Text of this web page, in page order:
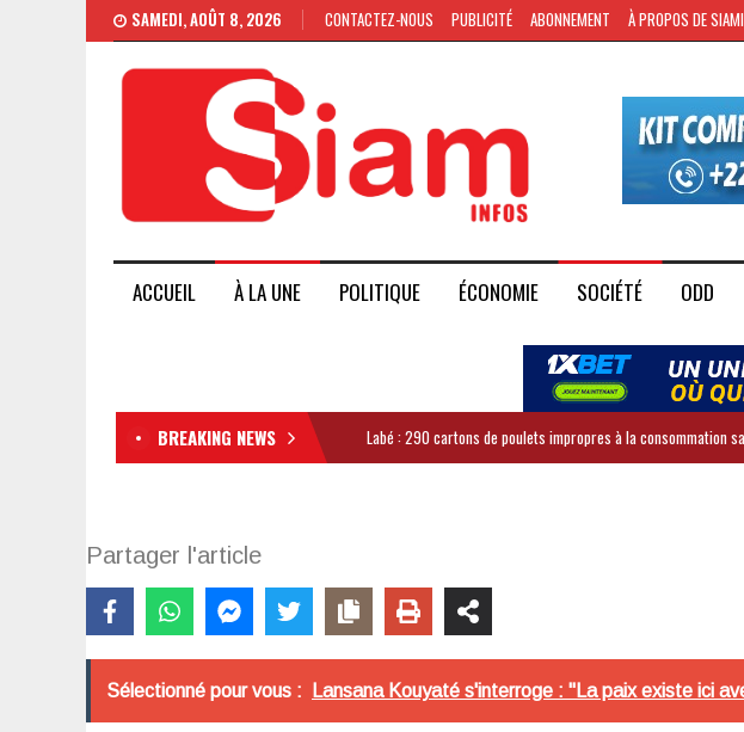
SAMEDI, AOÛT 8, 2026 CONTACTEZ-NOUS PUBLICITÉ ABONNEMENT À PROPOS DE
ACCUEIL À LA UNE POLITIQUE ÉCONOMIE SOCIÉTÉ ODD
BREAKING NEWS Labé : 290 cartons de poulets impropres à la consommation
Partager l'article
Sélectionné pour vous : Lansana Kouyaté s'interroge : "La paix existe ici